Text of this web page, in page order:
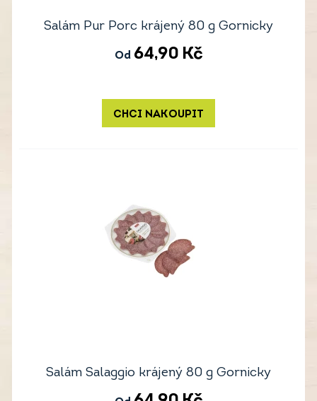
Salám Pur Porc krájený 80 g Gornicky
Od 64,90 Kč
CHCI NAKOUPIT
Salám Salaggio krájený 80 g Gornicky